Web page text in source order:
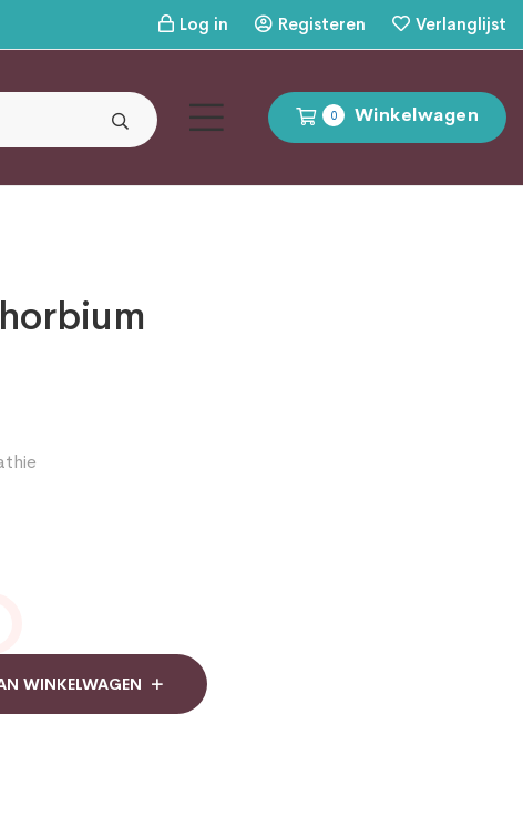
Log in Registeren Verlanglijst
0 Winkelwagen
WINKELWAGEN